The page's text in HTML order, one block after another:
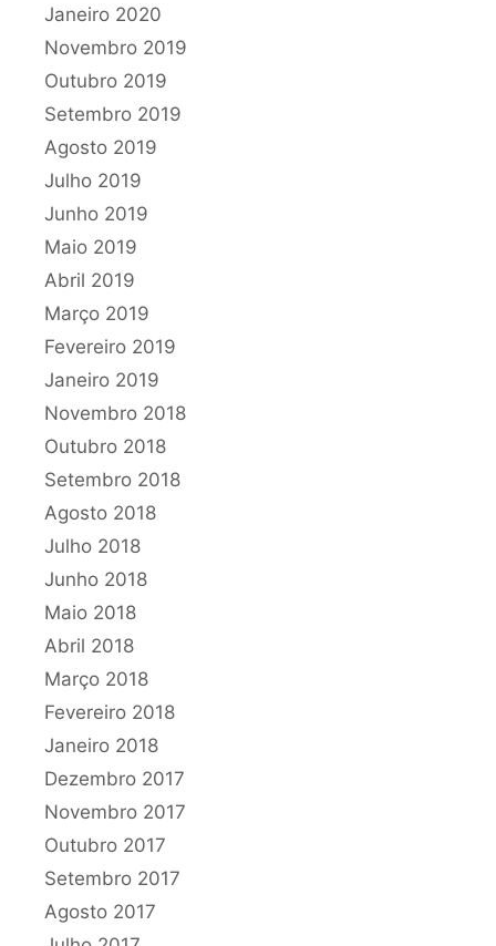
Janeiro 2020
Novembro 2019
Outubro 2019
Setembro 2019
Agosto 2019
Julho 2019
Junho 2019
Maio 2019
Abril 2019
Março 2019
Fevereiro 2019
Janeiro 2019
Novembro 2018
Outubro 2018
Setembro 2018
Agosto 2018
Julho 2018
Junho 2018
Maio 2018
Abril 2018
Março 2018
Fevereiro 2018
Janeiro 2018
Dezembro 2017
Novembro 2017
Outubro 2017
Setembro 2017
Agosto 2017